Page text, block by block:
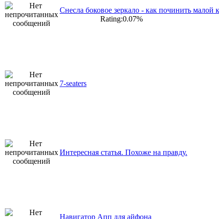
Снесла боковое зеркало - как починить малой
Rating:0.07%
7-seaters
Интересная статья. Похоже на правду.
Навигатор Апп для айфона